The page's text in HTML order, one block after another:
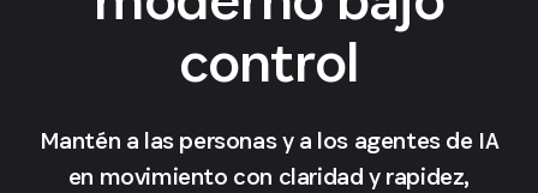
control
Mantén a las personas y a los agentes de IA
en movimiento con claridad y rapidez,